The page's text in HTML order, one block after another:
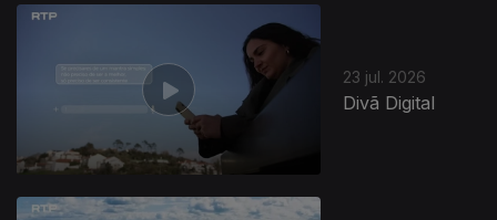
23 jul. 2026
Divã Digital